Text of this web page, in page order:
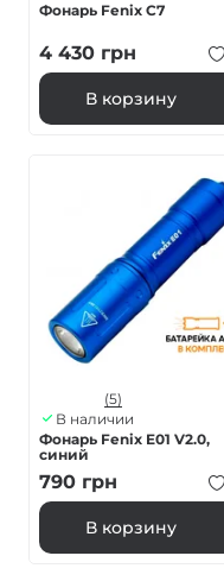
Фонарь Fenix C7
4 430 грн
В корзину
(5)
В наличии
Фонарь Fenix E01 V2.0,
синий
790 грн
В корзину